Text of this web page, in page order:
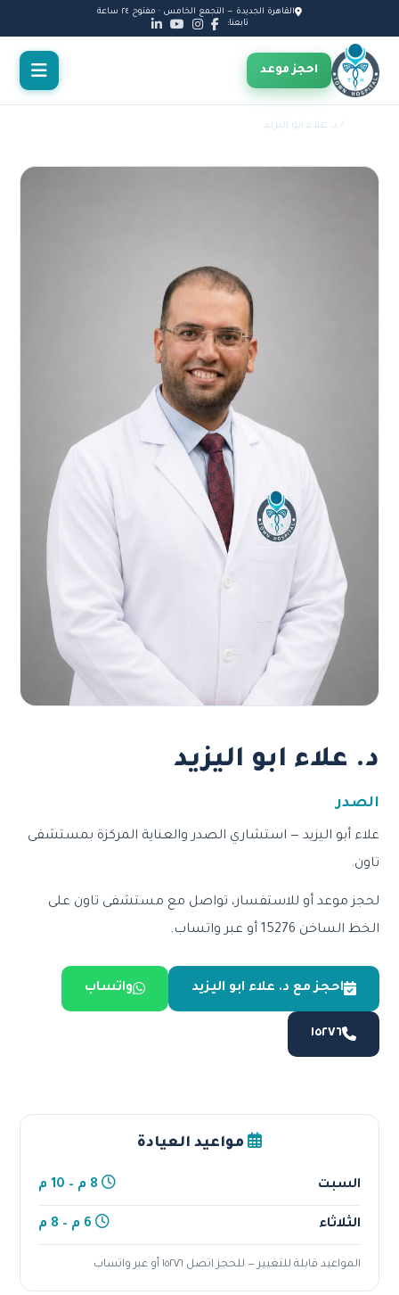
القاهرة الجديدة — التجمع الخامس · مفتوح ٢٤ ساعة
تابعنا:
احجز موعد
/ د. علاء ابو اليزيد
د. علاء ابو اليزيد
الصدر
علاء أبو اليزيد — استشاري الصدر والعناية المركزة بمستشفى
تاون.
لحجز موعد أو للاستفسار، تواصل مع مستشفى تاون على
الخط الساخن 15276 أو عبر واتساب.
احجز مع د. علاء ابو اليزيد واتساب
١٥٢٧٦
مواعيد العيادة
السبت
الثلاثاء
المواعيد قابلة للتغيير — للحجز اتصل ١٥٢٧٦ أو عبر واتساب